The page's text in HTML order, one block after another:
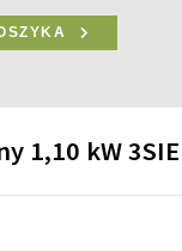
1,10 kW